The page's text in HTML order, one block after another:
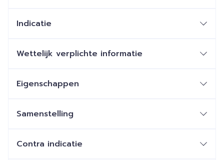
Indicatie
Wettelijk verplichte informatie
Eigenschappen
Samenstelling
Contra indicatie